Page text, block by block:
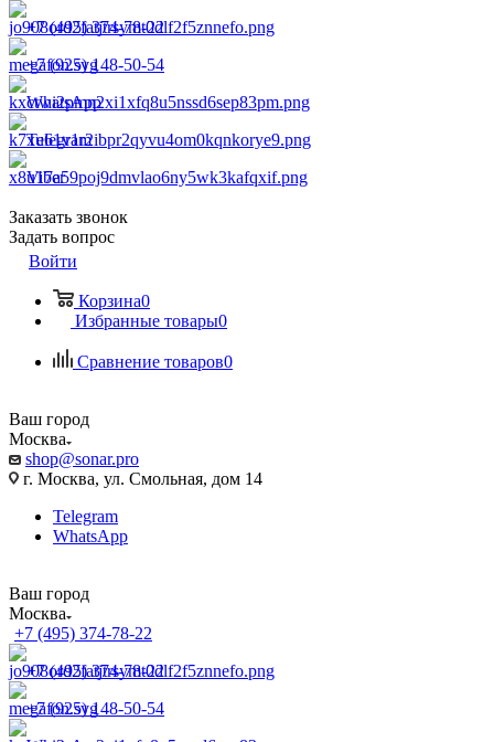
+7 (495) 374-78-22
+7 (925) 148-50-54
WhatsApp
Telegram
Viber
Заказать звонок
Задать вопрос
Войти
Корзина0
Избранные товары0
Сравнение товаров0
Ваш город
Москва
shop@sonar.pro
г. Москва, ул. Смольная, дом 14
Telegram
WhatsApp
Ваш город
Москва
+7 (495) 374-78-22
+7 (495) 374-78-22
+7 (925) 148-50-54